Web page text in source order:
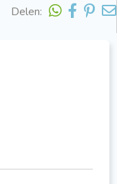
Delen: